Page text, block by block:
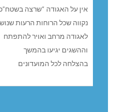
אין על האגודה “שרצה בשטח”כבר 20
נקווה שכל הרוחות הרעות
לאגודה מרחב ואויר להתפתח
וההשגים יגיעו בהמשך
בהצלחה לכל המועדונים